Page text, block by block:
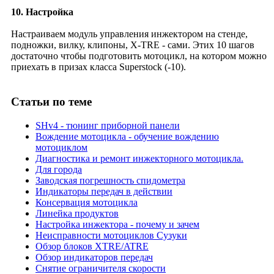
10. Настройка
Настраиваем модуль управления инжектором на стенде,
подножки, вилку, клипоны, X-TRE - сами. Этих 10 шагов
достаточно чтобы подготовить мотоцикл, на котором можно
приехать в призах класса Superstock (-10).
Статьи по теме
SHv4 - тюнинг приборной панели
Вождение мотоцикла - обучение вождению
мотоциклом
Диагностика и ремонт инжекторного мотоцикла.
Для города
Заводская погрешность спидометра
Индикаторы передач в действии
Консервация мотоцикла
Линейка продуктов
Настройка инжектора - почему и зачем
Неисправности мотоциклов Сузуки
Обзор блоков XTRE/ATRE
Обзор индикаторов передач
Снятие ограничителя скорости